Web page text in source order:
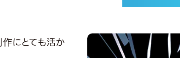
にとても活か